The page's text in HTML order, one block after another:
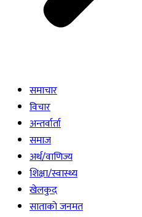
समाचार
विचार
अन्तर्वार्ता
समाज
अर्थ/वाणिज्य
शिक्षा/स्वास्थ्य
खेलकुद
साताकाे जनमत